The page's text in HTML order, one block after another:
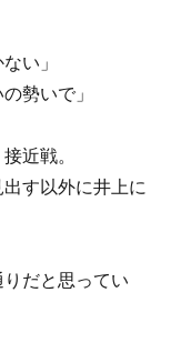
い」
勢いで」
近戦。
す以外に井上に
だと思ってい